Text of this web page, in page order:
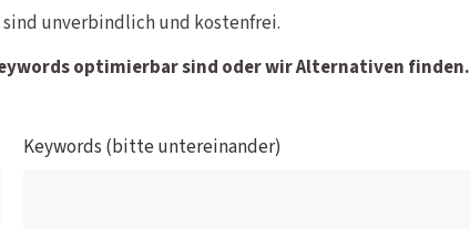
sind unverbindlich und kostenfrei.
optimierbar sind oder wir Alternativen finden.
Keywords (bitte untereinander)